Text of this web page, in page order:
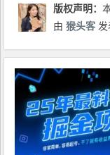
版权声明：
由猴头客 发